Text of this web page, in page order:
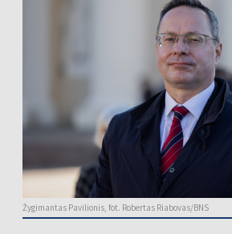
Žygimantas Pavilionis, fot. Robertas Riabovas/BNS